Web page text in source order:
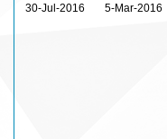
30-Jul-2016 5-Mar-2016